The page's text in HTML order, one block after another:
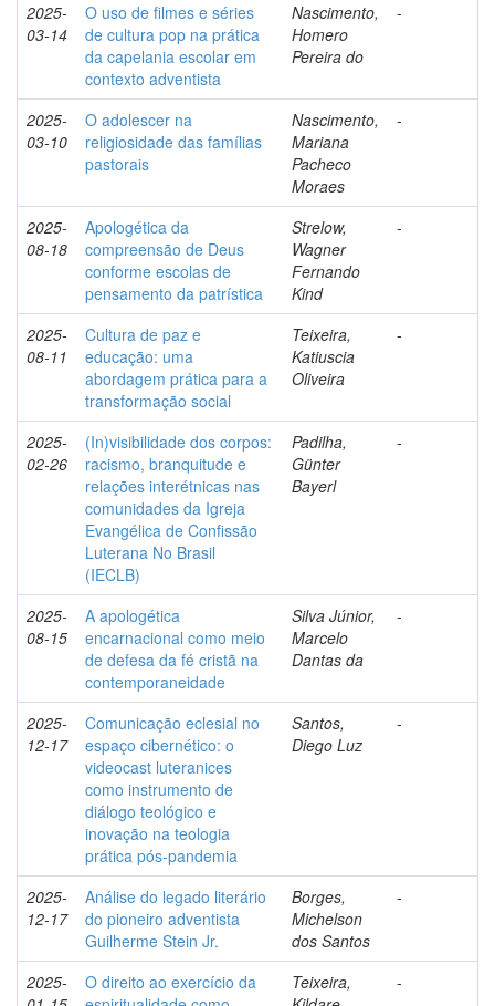
2025-
03-14
O uso de filmes e séries
de cultura pop na prática
da capelania escolar em
contexto adventista
Nascimento,
Homero
Pereira do
-
2025-
03-10
O adolescer na
religiosidade das famílias
pastorais
Nascimento,
Mariana
Pacheco
Moraes
-
2025-
08-18
Apologética da
compreensão de Deus
conforme escolas de
pensamento da patrística
Strelow,
Wagner
Fernando
Kind
-
2025-
08-11
Cultura de paz e
educação: uma
abordagem prática para a
transformação social
Teixeira,
Katiuscia
Oliveira
-
2025-
02-26
(In)visibilidade dos corpos:
racismo, branquitude e
relações interétnicas nas
comunidades da Igreja
Evangélica de Confissão
Luterana No Brasil
(IECLB)
Padilha,
Günter
Bayerl
-
2025-
08-15
A apologética
encarnacional como meio
de defesa da fé cristã na
contemporaneidade
Silva Júnior,
Marcelo
Dantas da
-
2025-
12-17
Comunicação eclesial no
espaço cibernético: o
videocast luteranices
como instrumento de
diálogo teológico e
inovação na teologia
prática pós-pandemia
Santos,
Diego Luz
-
2025-
12-17
Análise do legado literário
do pioneiro adventista
Guilherme Stein Jr.
Borges,
Michelson
dos Santos
-
2025-
O direito ao exercício da
Teixeira,
-